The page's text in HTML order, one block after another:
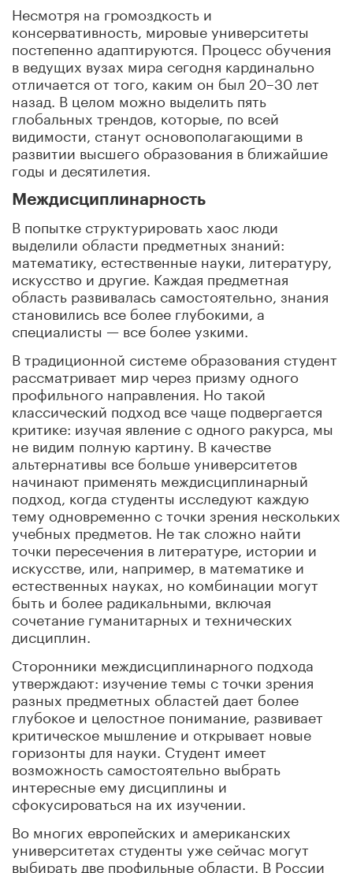
Несмотря на громоздкость и
консервативность, мировые университеты
постепенно адаптируются. Процесс обучения
в ведущих вузах мира сегодня кардинально
отличается от того, каким он был 20–30 лет
назад. В целом можно выделить пять
глобальных трендов, которые, по всей
видимости, станут основополагающими в
развитии высшего образования в ближайшие
годы и десятилетия.
Междисциплинарность
В попытке структурировать хаос люди
выделили области предметных знаний:
математику, естественные науки, литературу,
искусство и другие. Каждая предметная
область развивалась самостоятельно, знания
становились все более глубокими, а
специалисты — все более узкими.
В традиционной системе образования студент
рассматривает мир через призму одного
профильного направления. Но такой
классический подход все чаще подвергается
критике: изучая явление с одного ракурса, мы
не видим полную картину. В качестве
альтернативы все больше университетов
начинают применять междисциплинарный
подход, когда студенты исследуют каждую
тему одновременно с точки зрения нескольких
учебных предметов. Не так сложно найти
точки пересечения в литературе, истории и
искусстве, или, например, в математике и
естественных науках, но комбинации могут
быть и более радикальными, включая
сочетание гуманитарных и технических
дисциплин.
Сторонники междисциплинарного подхода
утверждают: изучение темы с точки зрения
разных предметных областей дает более
глубокое и целостное понимание, развивает
критическое мышление и открывает новые
горизонты для науки. Студент имеет
возможность самостоятельно выбрать
интересные ему дисциплины и
сфокусироваться на их изучении.
Во многих европейских и американских
университетах студенты уже сейчас могут
выбирать две профильные области. В России